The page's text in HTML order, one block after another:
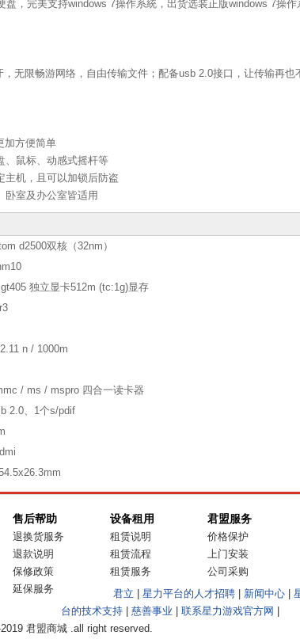
，完美支持windows 7操作系統，出货选装正版windows 7操作
无限畅游网络，自由传输文件；配备usb 2.0接口，让传输再也
加方便简单
、鼠标、动感式摇杆等
主机，且可以加锁后防盗
卧室及办公室皆适用
d2500双核（32nm）
独立显卡512m (tc:1g)显存
n / 1000m
/ ms / mspro 四合一读卡器
2.0、1个s/pdif
售后帮助
退换货服务
退款说明
保修政策
延保服务
设备租用
租赁说明
租赁流程
租赁服务
君盟服务
价格保护
上门安装
公司采购
君立
星力平台的人才招聘 新闻中心
台的技术支持
慈善事业 联系星力游戏官方网
君盟商城 .all right reserved.